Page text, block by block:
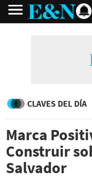
CLAVES DEL DÍA
Marca
Construir
Salvador